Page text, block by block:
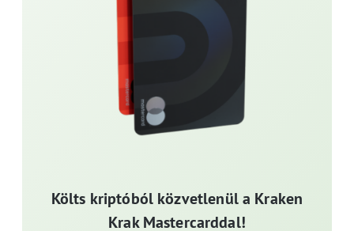
Költs kriptóból közvetlenül a Kraken
Krak Mastercarddal!